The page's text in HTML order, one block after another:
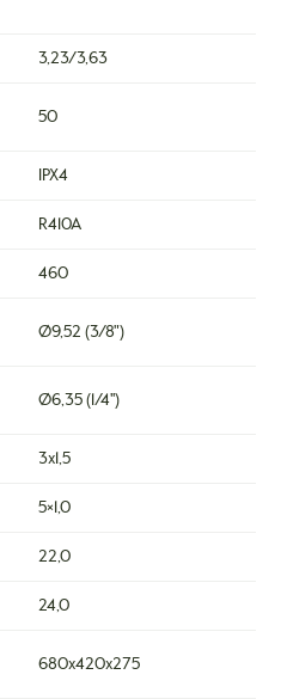
3,23/3,63
50
IPX4
R410A
460
Ø9,52 (3/8")
Ø6,35 (1/4'')
3х1,5
5×1,0
22,0
24,0
680x420x275